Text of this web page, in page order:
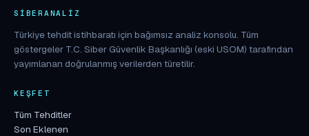
SIBERANALIZ
Türkiye tehdit istihbaratı için bağımsız analiz konsolu. Tüm
göstergeler T.C. Siber Güvenlik Başkanlığı (eski USOM) tarafından
yayımlanan doğrulanmış verilerden türetilir.
KEŞFET
Tüm Tehditler
Son Eklenen